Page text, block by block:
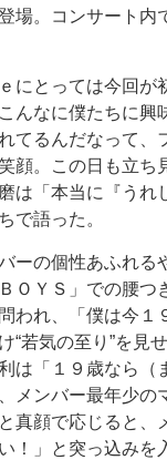
場。コンサート内
とっては今回が
んなに僕たちに興
てるんだなって、
顔。この日も立ち
は「本当に『うれ
で語った。
ーの個性あふれる
ＯＹＳ」での腰つ
われ、「僕は今１
“若気の至り”を見
は「１９歳なら（
メンバー最年少の
真顔で応じると、
！」と突っ込みを